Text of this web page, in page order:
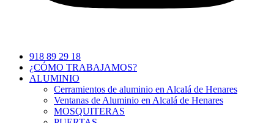
918 89 29 18
¿CÓMO TRABAJAMOS?
ALUMINIO
Cerramientos de aluminio en Alcalá de Henares
Ventanas de Aluminio en Alcalá de Henares
MOSQUITERAS